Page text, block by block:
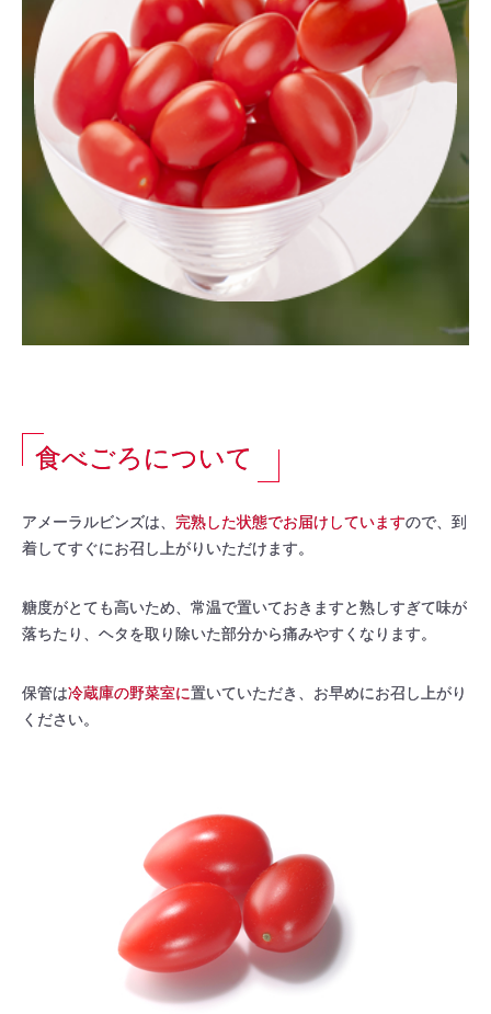
食べごろについて
アメーラルビンズは、 完熟した状態でお届けしていますので、到
着してすぐにお召し上がりいただけます。
糖度がとても高いため、常温で置いておきますと熟しすぎて味が
落ちたり、ヘタを取り除いた部分から痛みやすくなります。
保管は冷蔵庫の野菜室に置いていただき、お早めにお召し上がり
ください。